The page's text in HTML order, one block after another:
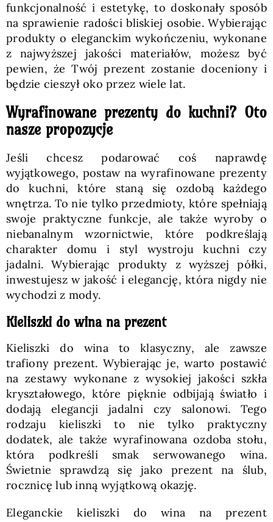
funkcjonalność i estetykę, to doskonały sposób
na sprawienie radości bliskiej osobie. Wybierając
produkty o eleganckim wykończeniu, wykonane
z najwyższej jakości materiałów, możesz być
pewien, że Twój prezent zostanie doceniony i
będzie cieszył oko przez wiele lat.
Wyrafinowane prezenty do kuchni? Oto
nasze propozycje
Jeśli chcesz podarować coś naprawdę
wyjątkowego, postaw na wyrafinowane prezenty
do kuchni, które staną się ozdobą każdego
wnętrza. To nie tylko przedmioty, które spełniają
swoje praktyczne funkcje, ale także wyroby o
niebanalnym wzornictwie, które podkreślają
charakter domu i styl wystroju kuchni czy
jadalni. Wybierając produkty z wyższej półki,
inwestujesz w jakość i elegancję, która nigdy nie
wychodzi z mody.
Kieliszki do wina na prezent
Kieliszki do wina to klasyczny, ale zawsze
trafiony prezent. Wybierając je, warto postawić
na zestawy wykonane z wysokiej jakości szkła
kryształowego, które pięknie odbijają światło i
dodają elegancji jadalni czy salonowi. Tego
rodzaju kieliszki to nie tylko praktyczny
dodatek, ale także wyrafinowana ozdoba stołu,
która podkreśli smak serwowanego wina.
Świetnie sprawdzą się jako prezent na ślub,
rocznicę lub inną wyjątkową okazję.
Eleganckie kieliszki do wina na prezent